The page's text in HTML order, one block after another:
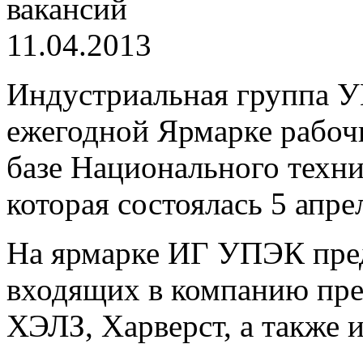
11.04.2013
Индустриальная группа
ежегодной Ярмарке
базе Национального
которая состоялась 5
На ярмарке ИГ УПЭК
входящих в компанию
ХЭЛЗ, Харверст, а также